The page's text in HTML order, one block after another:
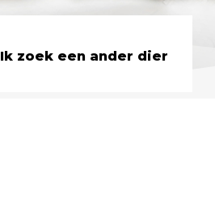
Ik zoek een ander dier